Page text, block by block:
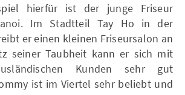
hierfür ist der junge Friseur
Im Stadtteil Tay Ho in der
er einen kleinen Friseursalon an
seiner Taubheit kann er sich mit
Kunden sehr gut
ist im Viertel sehr beliebt und